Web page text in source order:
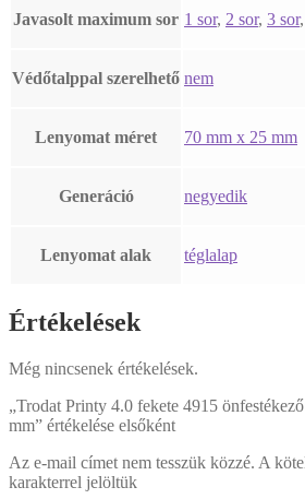
Javasolt maximum sor 1 sor, 2 sor, 3 sor,
Védőtalppal szerelhető nem
Lenyomat méret 70 mm x 25 mm
Generáció negyedik
Lenyomat alak téglalap
Értékelések
Még nincsenek értékelések.
„Trodat Printy 4.0 fekete 4915
mm” értékelése elsőként
Az e-mail címet nem tesszük közzé. A
karakterrel jelöltük